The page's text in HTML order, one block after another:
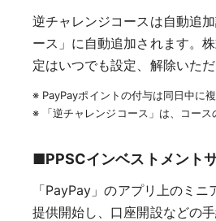
逆チャレンジコースは自動追
ース」に自動追加されます。
定はいつでも設定、解除いただ
※ PayPayポイントの付与は同日中に
※ 「逆チャレンジコース」は、コース
■PPSCインベストメント
「PayPay」のアプリ上のミ
提供開始し、⼝座開設などの